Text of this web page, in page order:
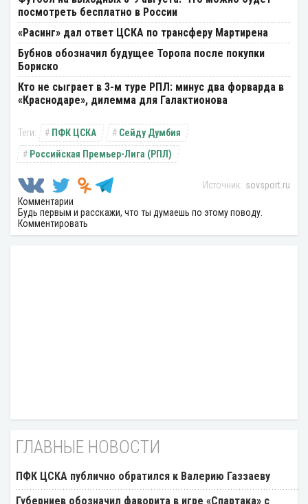
посмотреть бесплатно в России
«Расинг» дал ответ ЦСКА по трансферу Мартирена
Бубнов обозначил будущее Торопа после покупки
Бориско
Кто не сыграет в 3-м туре РПЛ: минус два форварда в
«Краснодаре», дилемма для Галактионова
ПФК ЦСКА
Сейду Думбия
Российская Премьер-Лига (РПЛ)
sovsport.ru
Комментарии
Будь первым и расскажи, что ты думаешь по этому поводу.
Комментировать
ГЛАВНЫЕ НОВОСТИ
ПФК ЦСКА публично обратился к Валерию Газзаеву
Губерниев обозначил фаворита в игре «Спартака» с